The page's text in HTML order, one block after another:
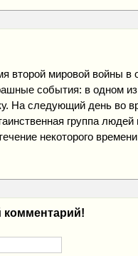
второй мировой войны в
события: в одном
На следующий день во
группа
некоторого
комментарий!